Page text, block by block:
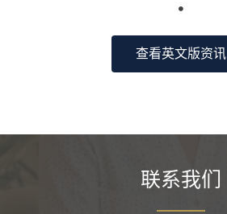
查看英文版资讯
联系我们